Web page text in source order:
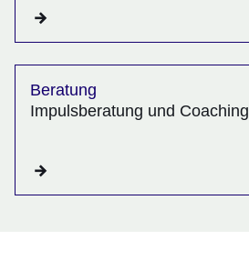
Beratung
Impulsberatung und Coaching